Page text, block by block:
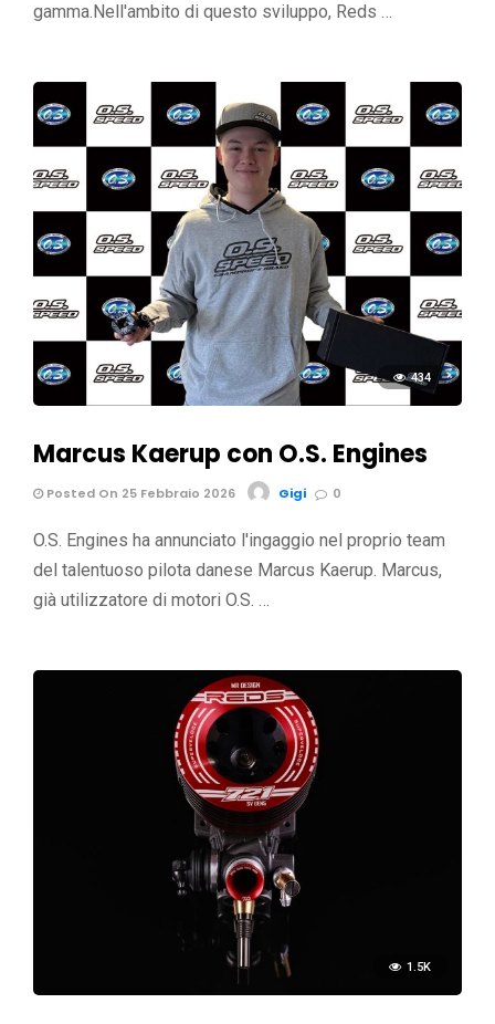
gamma.Nell'ambito di questo sviluppo, Reds …
434
Marcus Kaerup con O.S. Engines
Posted On 25 Febbraio 2026 Gigi 0
O.S. Engines ha annunciato l'ingaggio nel proprio team
del talentuoso pilota danese Marcus Kaerup. Marcus,
già utilizzatore di motori O.S. …
1.5K